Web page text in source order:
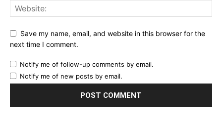
Save my name, email, and website in this browser for the
next time I comment.
Notify me of follow-up comments by email.
Notify me of new posts by email.